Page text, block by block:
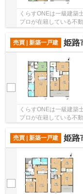
くらすONEは一級建築
プロが在籍している不
しているお店です♪住ま
売買 | 新築一戸建
姫路
くらすONEは一級建築
プロが在籍している不
売買 | 新築一戸建
姫路